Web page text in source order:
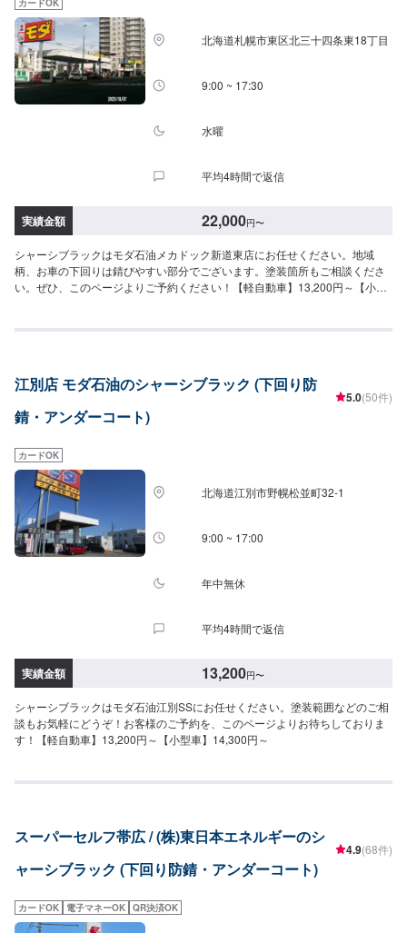
カードOK
北海道札幌市東区北三十四条東18丁目
9:00 ~ 17:30
水曜
平均4時間で返信
実績金額 22,000円〜
シャーシブラックはモダ石油メカドック新道東店にお任せください。地域
柄、お車の下回りは錆びやすい部分でございます。塗装箇所もご相談くださ
い。ぜひ、このページよりご予約ください！【軽自動車】13,200円～【小型
江別店 モダ石油のシャーシブラック (下回り防
錆・アンダーコート)
5.0(50件)
カードOK
北海道江別市野幌松並町32-1
9:00 ~ 17:00
年中無休
平均4時間で返信
実績金額 13,200円〜
シャーシブラックはモダ石油江別SSにお任せください。塗装範囲などのご相
談もお気軽にどうぞ！お客様のご予約を、このページよりお待ちしておりま
す！【軽自動車】13,200円～【小型車】14,300円～
スーパーセルフ帯広 / (株)東日本エネルギーのシ
ャーシブラック (下回り防錆・アンダーコート)
4.9(68件)
カードOK 電子マネーOK QR決済OK